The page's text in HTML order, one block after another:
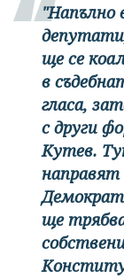
"Напълно
ще се
в
гласа,
с други
Кутев.
ще